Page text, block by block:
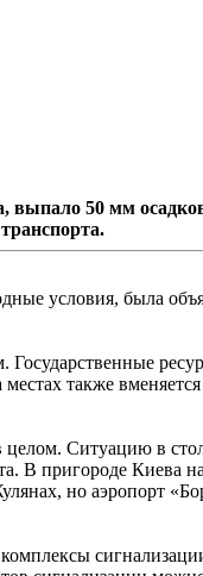
выпало 50 мм
условия, была
Государственные
также вменяется
целом. Ситуацию в
В пригороде Киева
но аэропорт